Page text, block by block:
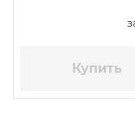
Купить